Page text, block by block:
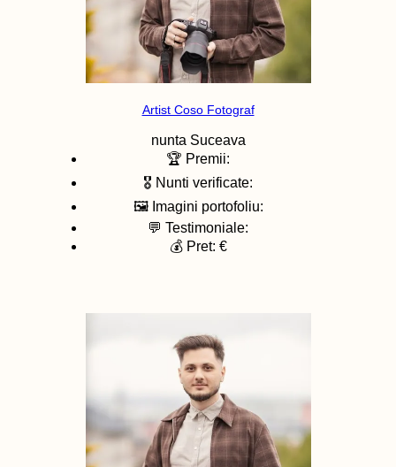
Artist Coso Fotograf
nunta Suceava
🏆 Premii:
🎖️ Nunti verificate:
🖼️ Imagini portofoliu:
💬 Testimoniale:
💰 Pret: €